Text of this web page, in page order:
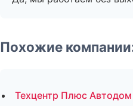
Похожие
Техцентр Плюс